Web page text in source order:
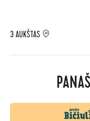
3 AUKŠTAS